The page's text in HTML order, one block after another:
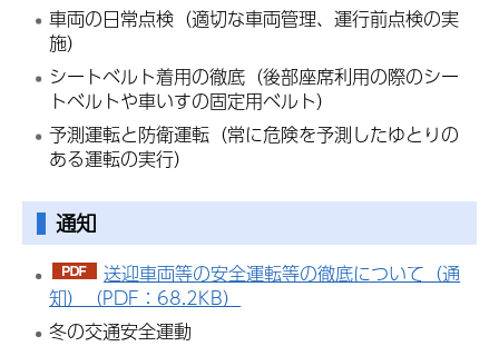
車両の日常点検（適切な車両管理、運行前点検の実
施）
シートベルト着用の徹底（後部座席利用の際のシー
トベルトや車いすの固定用ベルト）
予測運転と防衛運転（常に危険を予測したゆとりの
ある運転の実行）
通知
送迎車両等の安全運転等の徹底について（通
知）（PDF：68.2KB）
冬の交通安全運動